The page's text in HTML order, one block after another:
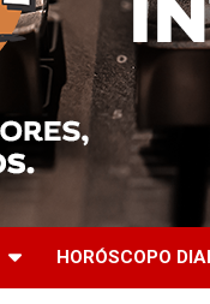
HORÓSCOPO